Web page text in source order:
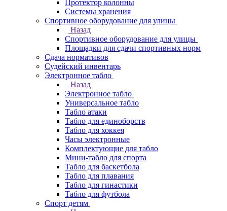
Протектор колонны
Системы хранения
Спортивное оборудование для улицы
Назад
Спортивное оборудование для улицы
Площадки для сдачи спортивных норм
Сдача нормативов
Судейский инвентарь
Электронное табло
Назад
Электронное табло
Универсальное табло
Табло атаки
Табло для единоборств
Табло для хоккея
Часы электронные
Комплектующие для табло
Мини-табло для спорта
Табло для баскетбола
Табло для плавания
Табло для гинастики
Табло для футбола
Спорт детям